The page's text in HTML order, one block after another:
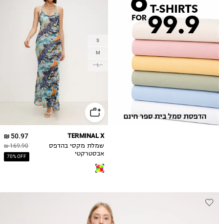
S
M
L
50.97 ₪
169.90 ₪
70% OFF
TERMINAL X
שמלת מקסי בהדפס
אבסטרקטי